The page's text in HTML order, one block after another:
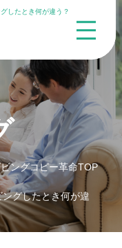
したとき何が違う？
ングコピー革命TOP
グしたとき何が違